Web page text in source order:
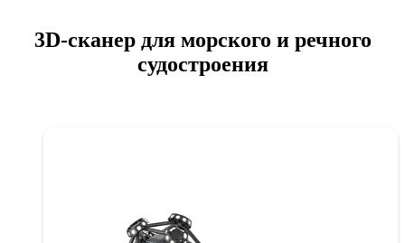
3D-сканер для морского и речного
судостроения